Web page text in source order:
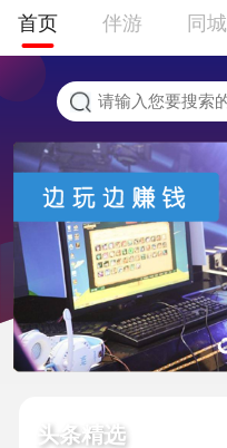
首页 伴游 同城
头条精选